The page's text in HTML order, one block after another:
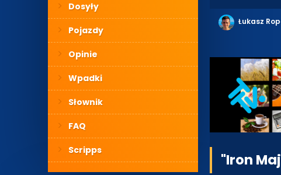
Dosyły
Pojazdy
Opinie
Wpadki
Słownik
FAQ
Scripps
Łukasz
"Iron